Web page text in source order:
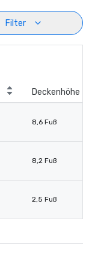
Filter
Deckenhöhe
8,6 Fuß
8,2 Fuß
2,5 Fuß